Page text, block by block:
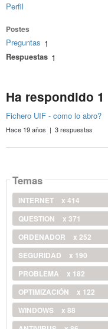
Perfil
Postes
Preguntas 1
Respuestas 1
Ha respondido
Fichero UIF - como lo abro?
Hace 19 años | 3 respuestas
Temas
INTERNET
x 414
QUESTION
x 371
ORDENADOR
x 252
SEGURIDAD
x 190
PROBLEMA
x 182
OPTIMIZACIÓN
x 122
WINDOWS
x 88